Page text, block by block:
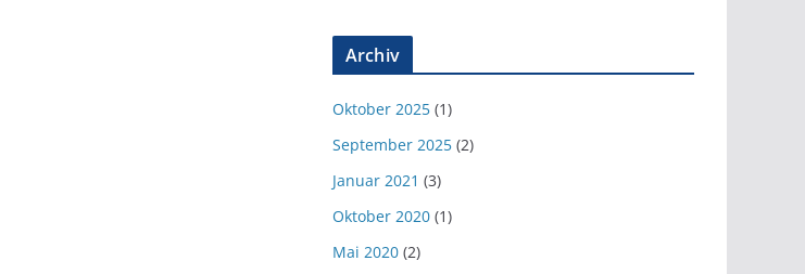
Archiv
Oktober 2025 (1)
September 2025 (2)
Januar 2021 (3)
Oktober 2020 (1)
Mai 2020 (2)